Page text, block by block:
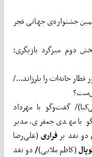
جشنواره‌ی جهانی فجر
دوم میزگرد بازیگری:
خانه‌ات را بلرزاند.../
گفت‌وگو با مهرداد
با مهدی جعفری، مدیر
دو نقد بر فراری(علی‌رضا
(کاظم ملایی)/دو نقد